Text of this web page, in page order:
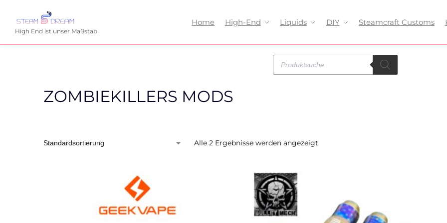
High End ist unser Maßstab
Home High-End Liquids DIY Steamcraft Customs
ZOMBIEKILLERS MODS
Alle 2 Ergebnisse werden angezeigt